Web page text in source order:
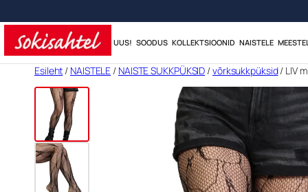
UUS! SOODUS KOLLEKTSIOONID NAISTELE
Esileht / NAISTELE / NAISTE SUKKPÜKSID /võrksukkpüksid/ LIV